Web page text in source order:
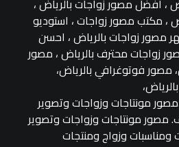
، افضل مصور زواجات بالرياض ،
، مكتب مصور زواجات ، استوديو
مصور زواجات بالرياض ، احسن
زواجات محترف بالرياض ، مصور
فوتوغرافي بالرياض،
مونتاجات وزواجات وتصوير
مصور مونتاجات وزواجات وتصوير
وزواج ومنتجات